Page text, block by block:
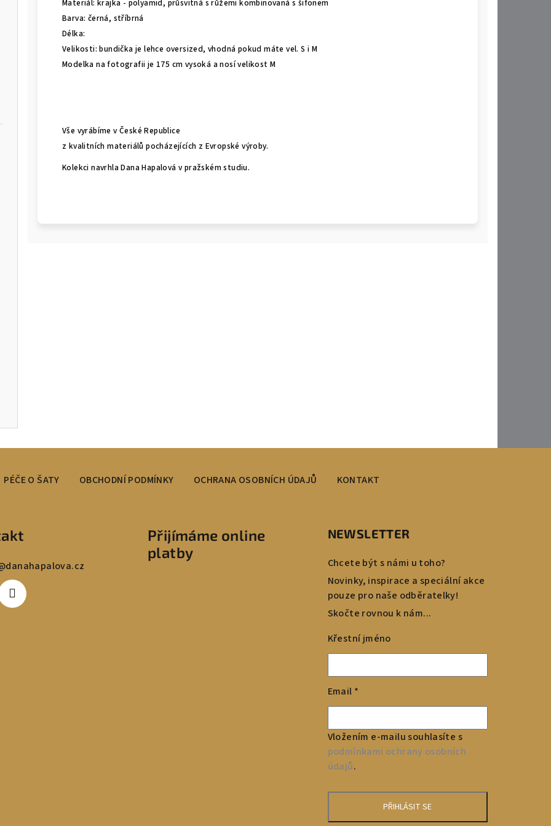
Materiál: krajka - polyamid, průsvitná s růžemi kombinovaná s šifonem
Barva: černá, stříbrná
Délka:
Velikosti: bundička je lehce oversized, vhodná pokud máte vel. S i M
Modelka na fotografii je 175 cm vysoká a nosí velikost M
Vše vyrábíme v České Republice
z kvalitních materiálů pocházejících z Evropské výroby.
Kolekci navrhla Dana Hapalová v pražském studiu.
PÉČE O ŠATY OBCHODNÍ PODMÍNKY OCHRANA OSOBNÍCH ÚDAJŮ KONTAKT
danahapalova.cz
Přijímáme online
platby
NEWSLETTER
Chcete být s námi u toho?
Novinky, inspirace a speciální akce
pouze pro naše odběratelky!
Skočte rovnou k nám...
Křestní jméno
Email *
Vložením e-mailu souhlasíte s
podmínkami ochrany osobních
údajů.